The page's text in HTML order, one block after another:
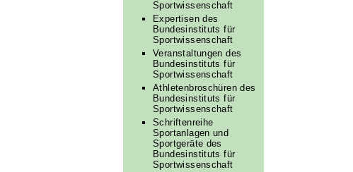
Sportwissenschaft
Expertisen des
Bundesinstituts für
Sportwissenschaft
Veranstaltungen des
Bundesinstituts für
Sportwissenschaft
Athletenbroschüren des
Bundesinstituts für
Sportwissenschaft
Schriftenreihe
Sportanlagen und
Sportgeräte des
Bundesinstituts für
Sportwissenschaft